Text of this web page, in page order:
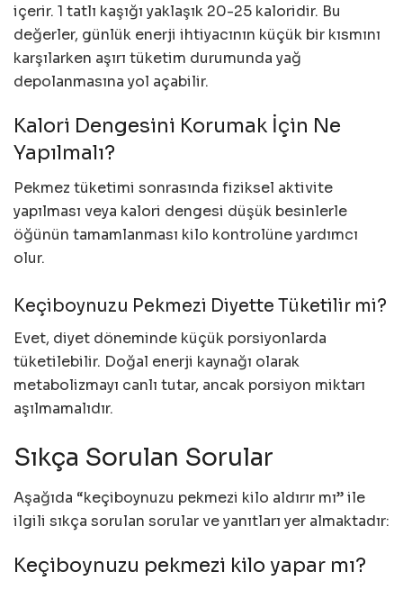
içerir. 1 tatlı kaşığı yaklaşık 20-25 kaloridir. Bu
değerler, günlük enerji ihtiyacının küçük bir kısmını
karşılarken aşırı tüketim durumunda yağ
depolanmasına yol açabilir.
Kalori Dengesini Korumak İçin Ne
Yapılmalı?
Pekmez tüketimi sonrasında fiziksel aktivite
yapılması veya kalori dengesi düşük besinlerle
öğünün tamamlanması kilo kontrolüne yardımcı
olur.
Keçiboynuzu Pekmezi Diyette Tüketilir mi?
Evet, diyet döneminde küçük porsiyonlarda
tüketilebilir. Doğal enerji kaynağı olarak
metabolizmayı canlı tutar, ancak porsiyon miktarı
aşılmamalıdır.
Sıkça Sorulan Sorular
Aşağıda “keçiboynuzu pekmezi kilo aldırır mı” ile
ilgili sıkça sorulan sorular ve yanıtları yer almaktadır:
Keçiboynuzu pekmezi kilo yapar mı?